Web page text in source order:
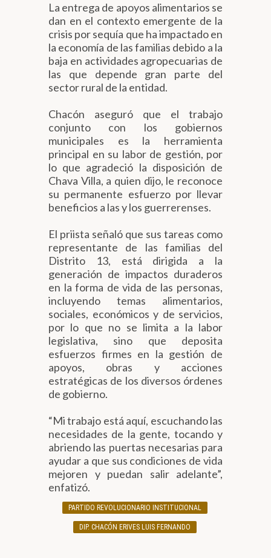
La entrega de apoyos alimentarios se
dan en el contexto emergente de la
crisis por sequía que ha impactado en
la economía de las familias debido a la
baja en actividades agropecuarias de
las que depende gran parte del
sector rural de la entidad.
Chacón aseguró que el trabajo
conjunto con los gobiernos
municipales es la herramienta
principal en su labor de gestión, por
lo que agradeció la disposición de
Chava Villa, a quien dijo, le reconoce
su permanente esfuerzo por llevar
beneficios a las y los guerrerenses.
El priista señaló que sus tareas como
representante de las familias del
Distrito 13, está dirigida a la
generación de impactos duraderos
en la forma de vida de las personas,
incluyendo temas alimentarios,
sociales, económicos y de servicios,
por lo que no se limita a la labor
legislativa, sino que deposita
esfuerzos firmes en la gestión de
apoyos, obras y acciones
estratégicas de los diversos órdenes
de gobierno.
“Mi trabajo está aquí, escuchando las
necesidades de la gente, tocando y
abriendo las puertas necesarias para
ayudar a que sus condiciones de vida
mejoren y puedan salir adelante”,
enfatizó.
PARTIDO REVOLUCIONARIO INSTITUCIONAL
DIP. CHACÓN ERIVES LUIS FERNANDO